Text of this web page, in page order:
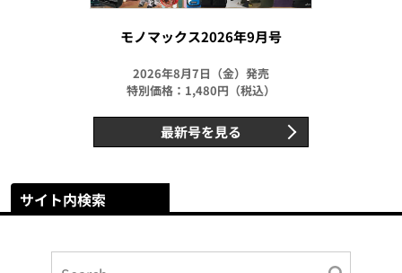
モノマックス2026年9月号
2026年8月7日（金）発売
特別価格：1,480円（税込）
最新号を見る
サイト内検索